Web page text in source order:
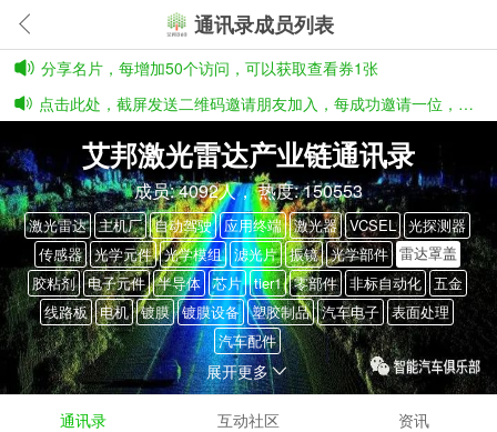
通讯录成员列表
分享名片，每增加50个访问，可以获取查看券1张
点击此处，截屏发送二维码邀请朋友加入，每成功邀请一位，有3张券奖励
艾邦激光雷达产业链通讯录
成员: 4092人， 热度: 150553
激光雷达 主机厂 自动驾驶 应用终端 激光器 VCSEL
光探测器
传感器 光学元件 光学模组 滤光片 振镜 光学部件 雷达罩盖
胶粘剂 电子元件 半导体 芯片 tier1 零部件 非标自动化 五金
线路板 电机 镀膜 镀膜设备 塑胶制品 汽车电子 表面处理
汽车配件
展开更多
通讯录 互动社区 资讯